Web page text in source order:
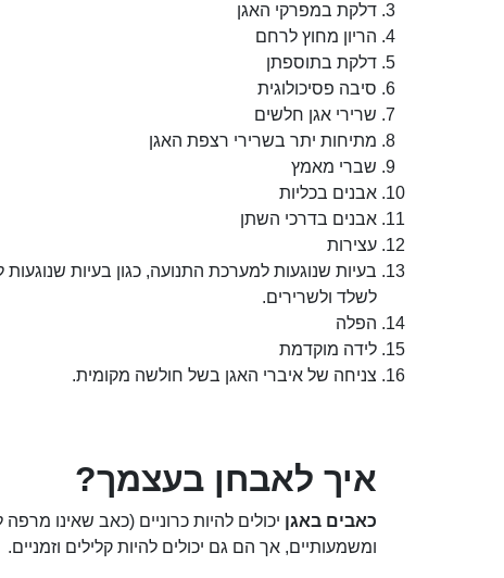
דלקת במפרקי האגן
הריון מחוץ לרחם
דלקת בתוספתן
סיבה פסיכולוגית
שרירי אגן חלשים
מתיחות יתר בשרירי רצפת האגן
שברי מאמץ
אבנים בכליות
אבנים בדרכי השתן
עצירות
בעיות שנוגעות למערכת התנועה, כגון בעיות
לשלד ולשרירים.
הפלה
לידה מוקדמת
צניחה של איברי האגן בשל חולשה מקומית.
איך לאבחן בעצמך?
כאבים באגן יכולים להיות כרוניים (כאב שאינו
ומשמעותיים, אך הם גם יכולים להיות קלילים וזמניים.